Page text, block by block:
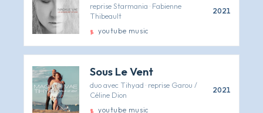
reprise Starmania · Fabienne
Thibeault
youtube music
2021
Sous Le Vent
duo avec Tihyad · reprise Garou /
Céline Dion
youtube music
2021